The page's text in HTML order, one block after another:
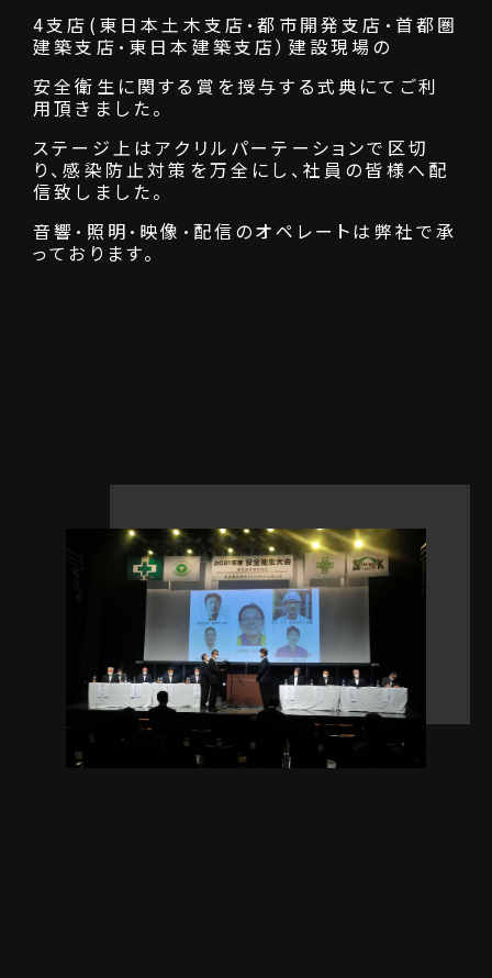
4支店(東日本土木支店・都市開発支店・首都圏
建築支店・東日本建築支店）建設現場の
安全衛生に関する賞を授与する式典にて ご利
用頂きました。
ステージ上はアクリルパーテーションで区切
り、感染防止対策を万全にし、 社員の皆様へ配
信致しました。
音響・照明・映像・配信のオペレートは弊社で承
っております。